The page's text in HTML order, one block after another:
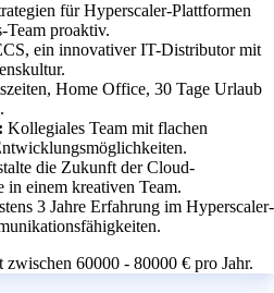
für Hyperscaler-Plattformen
Team proaktiv.
ein innovativer IT-Distributor mit
Home Office, 30 Tage Urlaub
Kollegiales Team mit flachen
die Zukunft der Cloud-
in einem kreativen Team.
3 Jahre Erfahrung im Hyperscaler-
60000 - 80000 € pro Jahr.